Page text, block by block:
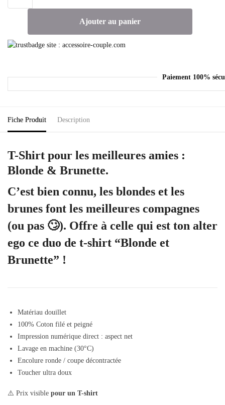
Ajouter au panier
Paiement 100%
Fiche Produit Description
T-Shirt pour les meilleures amies :
Blonde & Brunette.
C’est bien connu, les blondes et les
brunes font les meilleures compagnes
(ou pas 🙄). Offre à celle qui est ton alter
ego ce duo de t-shirt “Blonde et
Brunette” !
Matériau douillet
100% Coton filé et peigné
Impression numérique direct : aspect net
Lavage en machine (30°C)
Encolure ronde / coupe décontractée
Toucher ultra doux
⚠️ Prix visible pour un T-shirt